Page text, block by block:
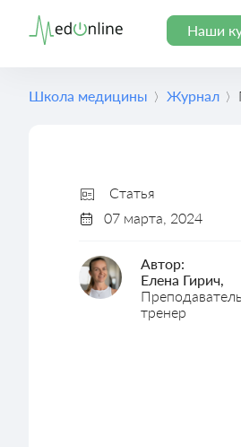
Наши
Школа медицины Журнал
Статья
07 марта, 2024
Автор:
Елена Гирич,
тренер